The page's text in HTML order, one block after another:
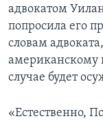
адвокатом
попросила его
словам
американскому
случае будет
«Естественно,